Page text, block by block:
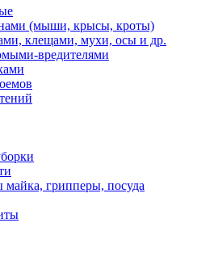
(мыши, крысы, кроты)
клещами, мухи, осы и др.
вредителями
грипперы, посуда